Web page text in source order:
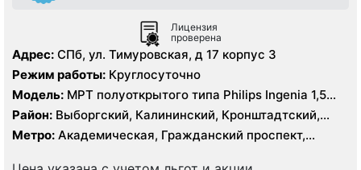
Лицензия
проверена
Адрес: СПб, ул. Тимуровская, д 17 корпус 3
Режим работы: Круглосуточно
Модель: МРТ полуоткрытого типа Philips Ingenia 1,5
Тесла, КТ Philips Ingenia 128 срезов
Район: Выборгский, Калининский, Кронштадтский,
Курортный, Ленинградская область, Приморский
Метро: Академическая, Гражданский проспект,
Политехническая, Проспект Просвещения